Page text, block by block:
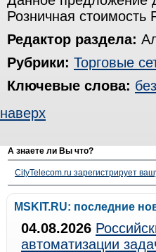
Розничная
Редактор раздела:
Рубрики: Торговые
Ключевые слова:
наверх
А знаете ли Вы что?
CityTelecom.ru зарегистрирует
MSKIT.RU: последние
04.08.2026
автоматизации